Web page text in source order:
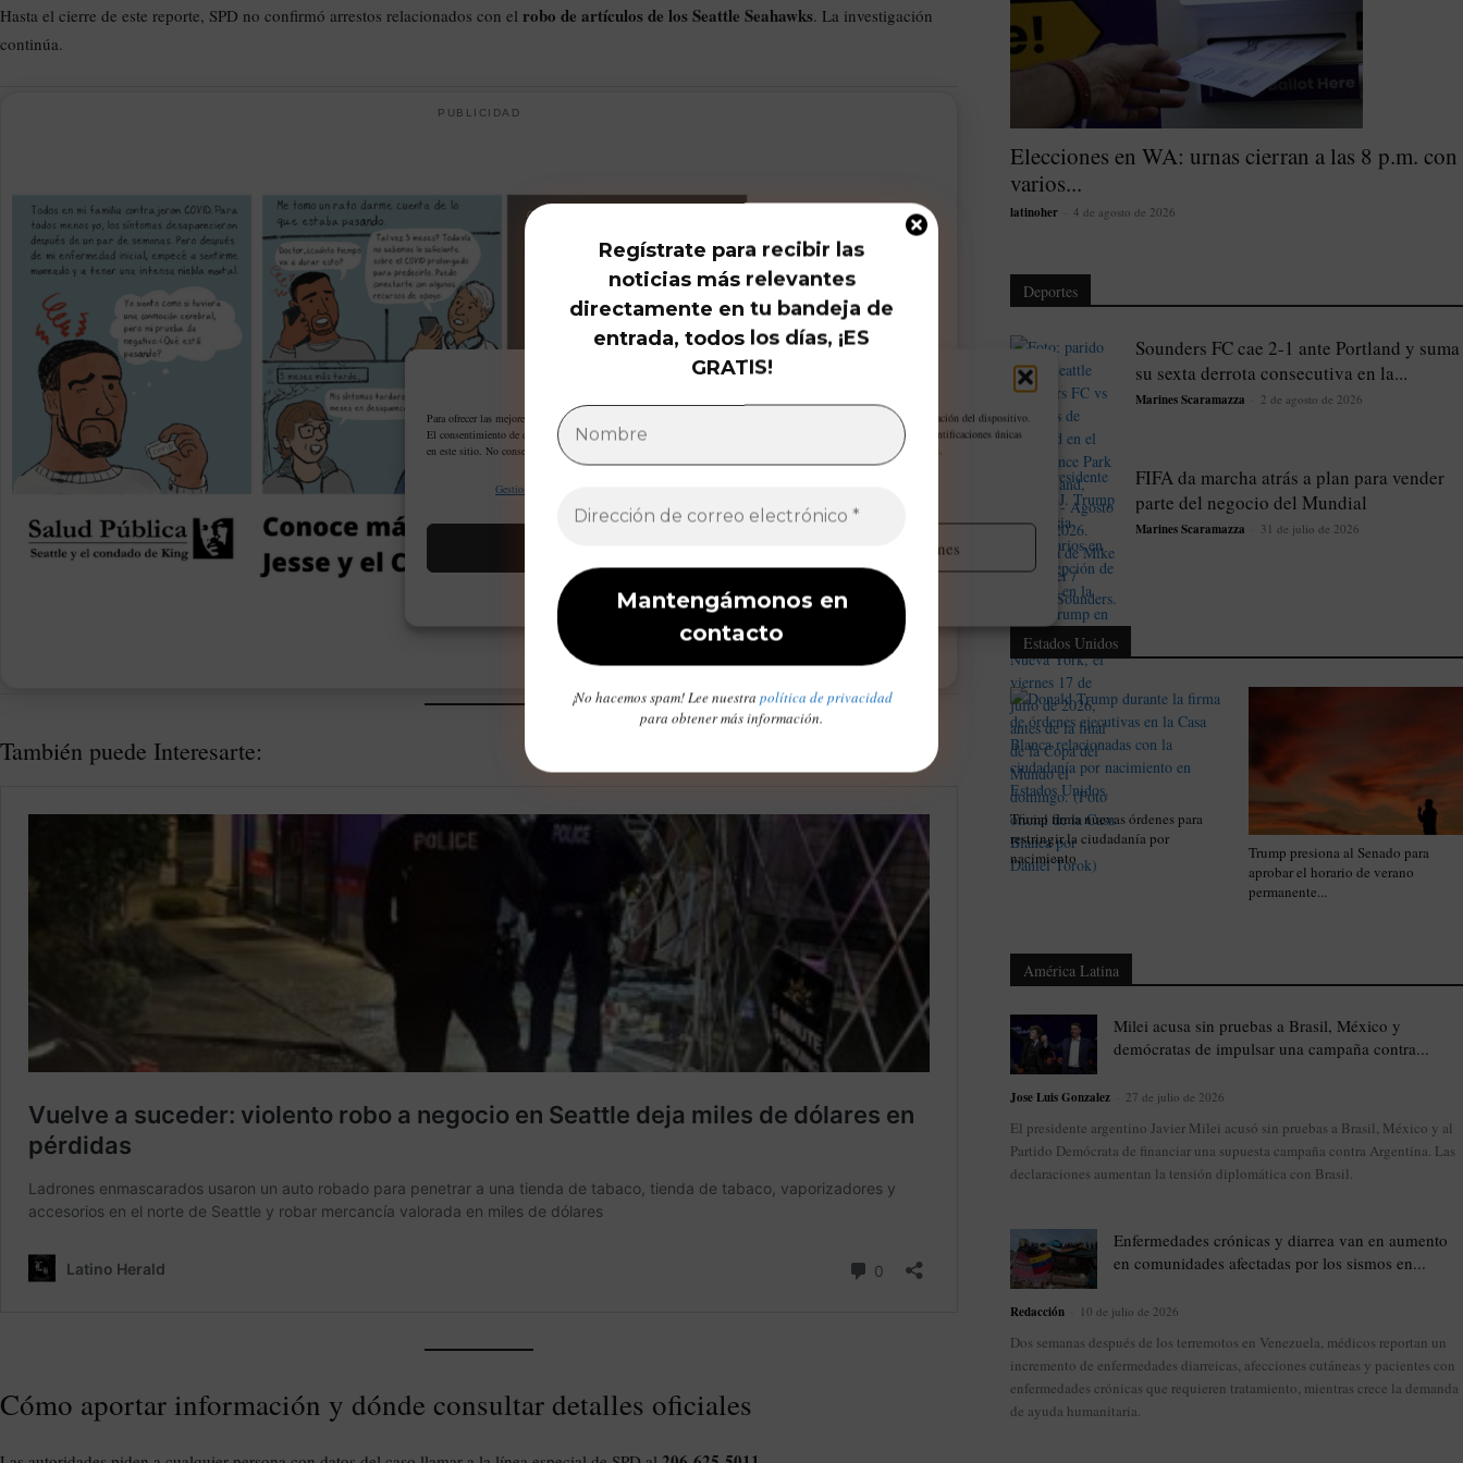
Gestiona tu privacidad
Para ofrecer las mejores experiencias, utilizamos tecnologías como las cookies para almacenar y/o acceder a la información del dispositivo.
El consentimiento de estas tecnologías nos permitirá procesar datos como el comportamiento de navegación o las identificaciones únicas
en este sitio. No consentir o retirar el consentimiento, puede afectar negativamente a ciertas características y funciones.
Gestionar proveedores
Administrar opciones
Opt-out preferences Declaración de privacidad Aviso Legal / Imprint
Hasta el cierre de este reporte, SPD no confirmó arrestos relacionados con el robo de artículos de los Seattle Seahawks. La investigación
continúa.
PUBLICIDAD
También puede Interesarte:
Cómo aportar información y dónde consultar detalles oficiales
Regístrate para recibir las
noticias más relevantes
directamente en tu bandeja de
entrada, todos los días, ¡ES
GRATIS!
¡No hacemos spam! Lee nuestra política de privacidad
para obtener más información.
Elecciones en WA: urnas cierran a las 8 p.m. con
varios...
latinoher 4 de agosto de 2026
Deportes
Sounders FC cae 2-1 ante Portland y suma
su sexta derrota consecutiva en la...
Marines Scaramazza 2 de agosto de 2026
FIFA da marcha atrás a plan para vender
parte del negocio del Mundial
Marines Scaramazza 31 de julio de 2026
Estados Unidos
Trump firma nuevas órdenes para
restringir la ciudadanía por
nacimiento
Trump presiona al Senado para
aprobar el horario de verano
permanente...
América Latina
Milei acusa sin pruebas a Brasil, México y
demócratas de impulsar una campaña contra...
Jose Luis Gonzalez 27 de julio de 2026
El presidente argentino Javier Milei acusó sin pruebas a Brasil, México y al
Partido Demócrata de financiar una supuesta campaña contra Argentina. Las
declaraciones aumentan la tensión diplomática con Brasil.
Enfermedades crónicas y diarrea van en aumento
en comunidades afectadas por los sismos en...
Redacción 10 de julio de 2026
Dos semanas después de los terremotos en Venezuela, médicos reportan un
incremento de enfermedades diarreicas, afecciones cutáneas y pacientes con
enfermedades crónicas que requieren tratamiento, mientras crece la demanda
de ayuda humanitaria.